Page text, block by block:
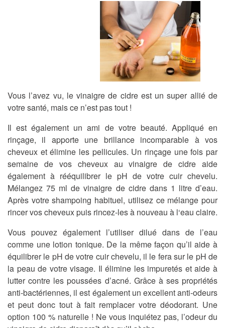
Vous l’avez vu, le vinaigre de cidre est un super allié de
votre santé, mais ce n’est pas tout !
Il est également un ami de votre beauté. Appliqué en
rinçage, il apporte une brillance incomparable à vos
cheveux et élimine les pellicules. Un rinçage une fois par
semaine de vos cheveux au vinaigre de cidre aide
également à rééquilibrer le pH de votre cuir chevelu.
Mélangez 75 ml de vinaigre de cidre dans 1 litre d’eau.
Après votre shampoing habituel, utilisez ce mélange pour
rincer vos cheveux puis rincez-les à nouveau à l‘eau claire.
Vous pouvez également l’utiliser dilué dans de l’eau
comme une lotion tonique. De la même façon qu’il aide à
équilibrer le pH de votre cuir chevelu, il le fera sur le pH de
la peau de votre visage. Il élimine les impuretés et aide à
lutter contre les poussées d’acné. Grâce à ses propriétés
anti-bactériennes, il est également un excellent anti-odeurs
et peut donc tout à fait remplacer votre déodorant. Une
option 100 % naturelle ! Ne vous inquiétez pas, l’odeur du